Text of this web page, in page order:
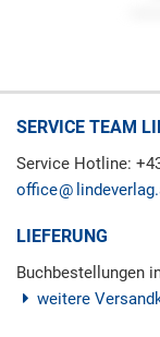
SERVICE TEAM
Service Hotline:
office
LIEFERUNG
Buchbestellungen
weitere